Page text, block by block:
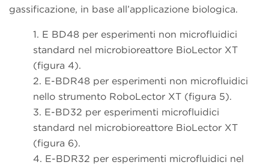
gassificazione, in base all’applicazione biologica.
1. E BD48 per esperimenti non microfluidici
standard nel microbioreattore BioLector XT
(figura 4).
2. E-BDR48 per esperimenti non microfluidici
nello strumento RoboLector XT (figura 5).
3. E-BD32 per esperimenti microfluidici
standard nel microbioreattore BioLector XT
(figura 6).
4. E-BDR32 per esperimenti microfluidici nel